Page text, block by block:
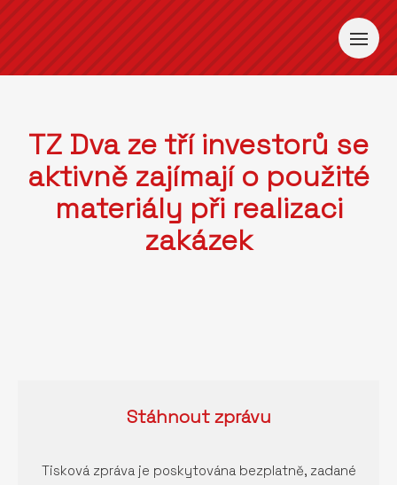
TZ Dva ze tří investorů se
aktivně zajímají o použité
materiály při realizaci
zakázek
Stáhnoutzprávu
Tisková zpráva je poskytována bezplatně, zadané